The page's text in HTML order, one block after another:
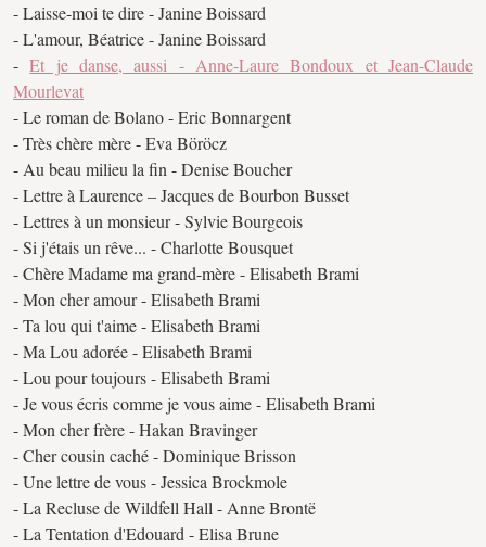
- Laisse-moi te dire - Janine Boissard
- L'amour, Béatrice - Janine Boissard
-Et je danse, aussi - Anne-Laure Bondoux et Jean-Claude
Mourlevat
- Le roman de Bolano - Eric Bonnargent
- Très chère mère - Eva Böröcz
- Au beau milieu la fin - Denise Boucher
- Lettre à Laurence – Jacques de Bourbon Busset
- Lettres à un monsieur - Sylvie Bourgeois
- Si j'étais un rêve... - Charlotte Bousquet
- Chère Madame ma grand-mère - Elisabeth Brami
- Mon cher amour - Elisabeth Brami
- Ta lou qui t'aime - Elisabeth Brami
- Ma Lou adorée - Elisabeth Brami
- Lou pour toujours - Elisabeth Brami
- Je vous écris comme je vous aime - Elisabeth Brami
- Mon cher frère - Hakan Bravinger
- Cher cousin caché - Dominique Brisson
- Une lettre de vous - Jessica Brockmole
- La Recluse de Wildfell Hall - Anne Brontë
- La Tentation d'Edouard - Elisa Brune